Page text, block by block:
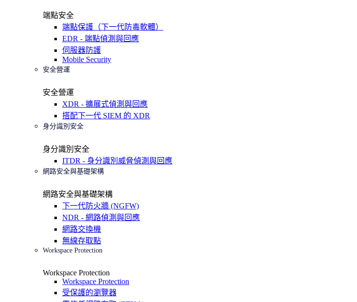
端點安全
端點保護（下一代防毒軟體）
EDR - 端點偵測與回應
伺服器防護
Mobile Security
安全營運
安全營運
XDR - 擴展式偵測與回應
搭配下一代 SIEM 的 XDR
身分識別安全
身分識別安全
ITDR - 身分識別威脅偵測與回應
網路安全與基礎架構
網路安全與基礎架構
下一代防火牆 (NGFW)
NDR - 網路偵測與回應
網路交換機
無線存取點
Workspace Protection
Workspace Protection
Workspace Protection
受保護的瀏覽器